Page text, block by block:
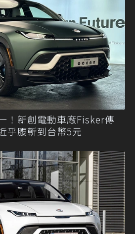
！新創電動車廠Fisker傳
乎腰斬到台幣5元